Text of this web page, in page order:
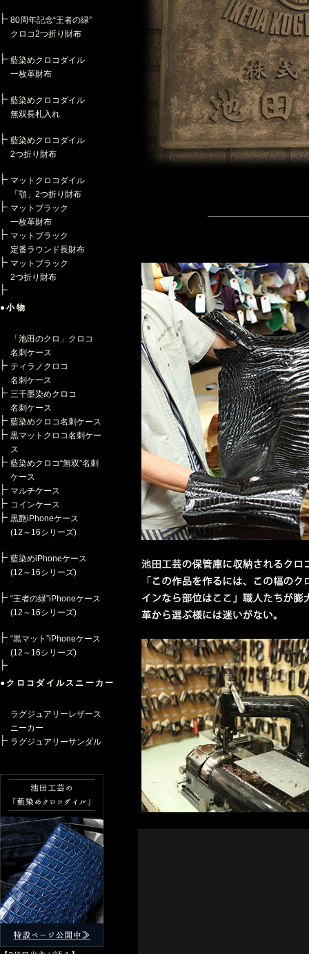
80周年記念“王者の緑”
クロコ2つ折り財布
藍染めクロコダイル
一枚革財布
藍染めクロコダイル
無双長札入れ
藍染めクロコダイル
2つ折り財布
マットクロコダイル
「顎」2つ折り財布
マットブラック
一枚革財布
マットブラック
定番ラウンド長財布
マットブラック
2つ折り財布
●小物
「池田のクロ」クロコ
名刺ケース
ティラノクロコ
名刺ケース
三千墨染めクロコ
名刺ケース
藍染めクロコ名刺ケース
黒マットクロコ名刺ケー
ス
藍染めクロコ“無双”名刺
ケース
マルチケース
コインケース
黒艶iPhoneケース
(12～16シリーズ)
藍染めiPhoneケース
(12～16シリーズ)
“王者の緑”iPhoneケース
(12～16シリーズ)
“黒マット”iPhoneケース
(12～16シリーズ)
●クロコダイルスニーカー
ラグジュアリーレザース
ニーカー
ラグジュアリーサンダル